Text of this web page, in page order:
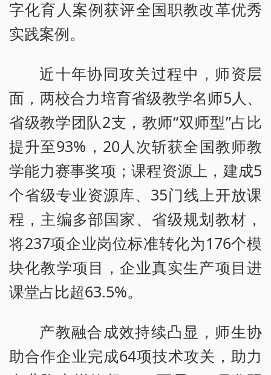
字化育人案例获评全国职教改革优秀
实践案例。
近十年协同攻关过程中，师资层
面，两校合力培育省级教学名师5人、
省级教学团队2支，教师“双师型”占比
提升至93%，20人次斩获全国教师教
学能力赛事奖项；课程资源上，建成5
个省级专业资源库、35门线上开放课
程，主编多部国家、省级规划教材，
将237项企业岗位标准转化为176个模
块化教学项目，企业真实生产项目进
课堂占比超63.5%。
产教融合成效持续凸显，师生协
助合作企业完成64项技术攻关，助力